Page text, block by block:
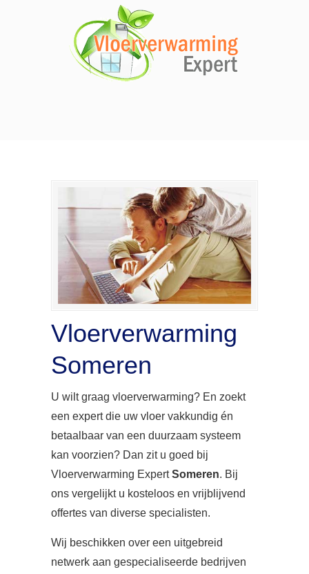
Vloerverwarming
Someren
U wilt graag vloerverwarming? En zoekt
een expert die uw vloer vakkundig én
betaalbaar van een duurzaam systeem
kan voorzien? Dan zit u goed bij
Vloerverwarming ExpertSomeren. Bij
ons vergelijkt u kosteloos en vrijblijvend
offertes van diverse specialisten.
Wij beschikken over een uitgebreid
netwerk aan gespecialiseerde bedrijven